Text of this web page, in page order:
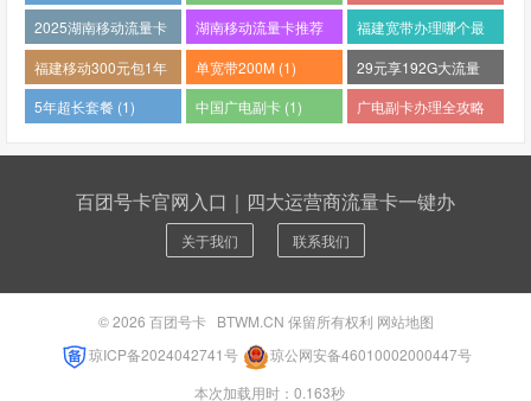
(1)
2025湖南移动流量卡
哪个好 (1)
湖南移动流量卡推荐
(1)
福建宽带办理哪个最
便宜 (1)
福建移动300元包1年
(1)
单宽带200M (1)
29元享192G大流量
(1)
5年超长套餐 (1) 中国广电副卡 (1)
广电副卡办理全攻略
百团号卡官网入口｜四大运营商流量卡一键办
关于我们 联系我们
© 2026 百团号卡BTWM.CN 保留所有权利 网站地图
琼ICP备2024042741号
琼公网安备46010002000447号
本次加载用时：0.163秒